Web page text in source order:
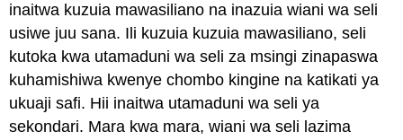
inaitwa kuzuia mawasiliano na inazuia wiani wa seli
usiwe juu sana. Ili kuzuia kuzuia mawasiliano, seli
kutoka kwa utamaduni wa seli za msingi zinapaswa
kuhamishiwa kwenye chombo kingine na katikati ya
ukuaji safi. Hii inaitwa utamaduni wa seli ya
sekondari. Mara kwa mara, wiani wa seli lazima